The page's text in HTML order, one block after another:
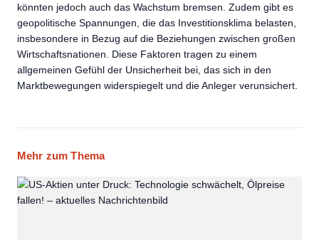
könnten jedoch auch das Wachstum bremsen. Zudem gibt es
geopolitische Spannungen, die das Investitionsklima belasten,
insbesondere in Bezug auf die Beziehungen zwischen großen
Wirtschaftsnationen. Diese Faktoren tragen zu einem
allgemeinen Gefühl der Unsicherheit bei, das sich in den
Marktbewegungen widerspiegelt und die Anleger verunsichert.
Mehr zum Thema